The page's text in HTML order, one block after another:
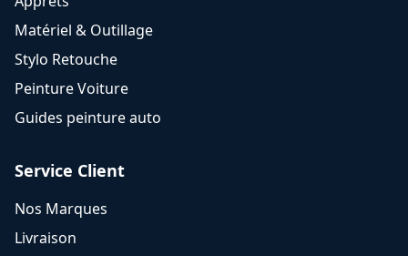
Matériel & Outillage
Stylo Retouche
Peinture Voiture
Guides peinture auto
Service Client
Nos Marques
Livraison